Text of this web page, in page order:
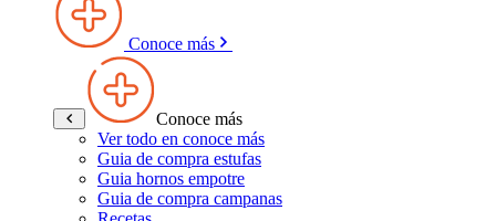
Conoce más
Conoce más
Ver todo en conoce más
Guia de compra estufas
Guia hornos empotre
Guia de compra campanas